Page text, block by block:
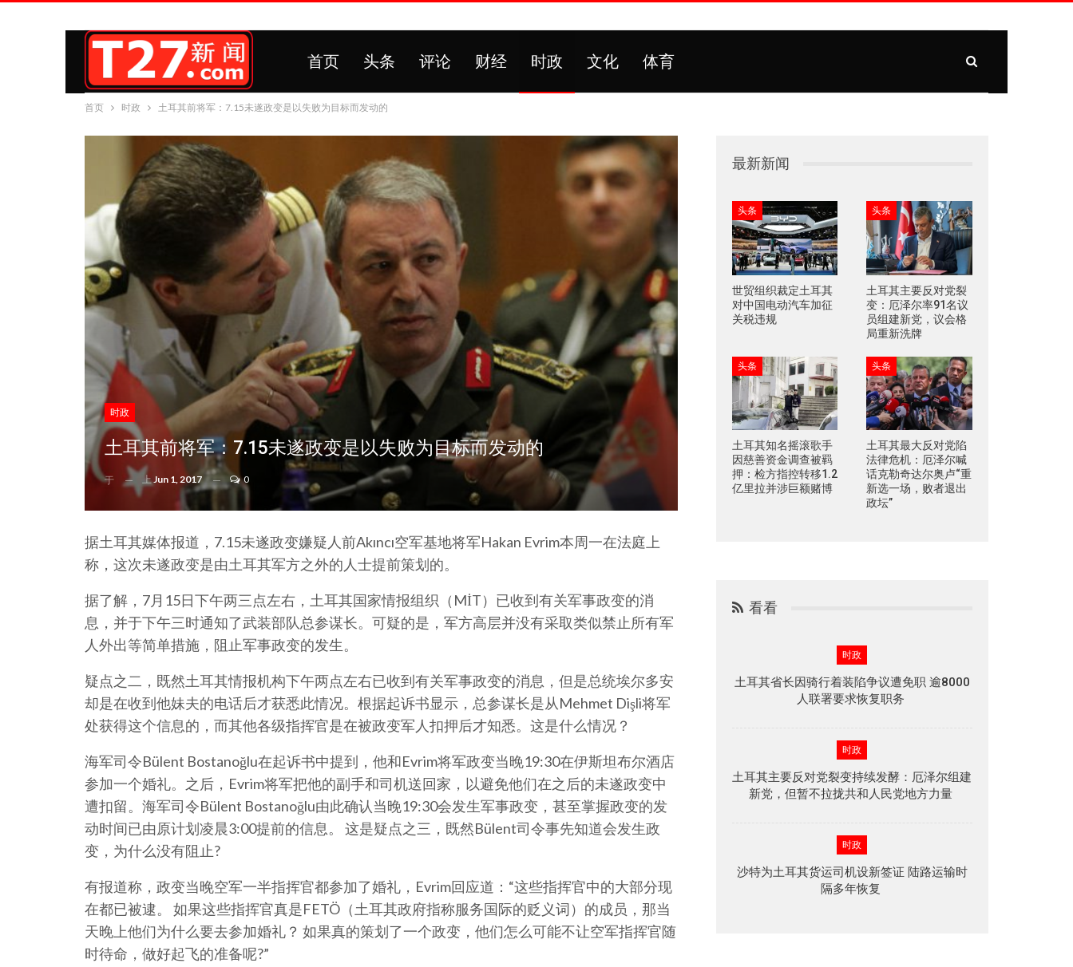
首页 头条 评论 财经 时政 文化 体育
首页 时政 土耳其前将军：7.15未遂政变是以失败为目标而发动的
时政
土耳其前将军：7.15未遂政变是以失败为目标而发动的
于 上Jun 1, 2017 0
据土耳其媒体报道，7.15未遂政变嫌疑人前Akıncı空军基地将军Hakan Evrim本周一在法庭上
称，这次未遂政变是由土耳其军方之外的人士提前策划的。
据了解，7月15日下午两三点左右，土耳其国家情报组织（MİT）已收到有关军事政变的消
息，并于下午三时通知了武装部队总参谋长。可疑的是，军方高层并没有采取类似禁止所有军
人外出等简单措施，阻止军事政变的发生。
疑点之二，既然土耳其情报机构下午两点左右已收到有关军事政变的消息，但是总统埃尔多安
却是在收到他妹夫的电话后才获悉此情况。根据起诉书显示，总参谋长是从Mehmet Dişli将军
处获得这个信息的，而其他各级指挥官是在被政变军人扣押后才知悉。这是什么情况？
海军司令Bülent Bostanoğlu在起诉书中提到，他和Evrim将军政变当晚19:30在伊斯坦布尔酒店
参加一个婚礼。之后，Evrim将军把他的副手和司机送回家，以避免他们在之后的未遂政变中
遭扣留。海军司令Bülent Bostanoğlu由此确认当晚19:30会发生军事政变，甚至掌握政变的发
动时间已由原计划凌晨3:00提前的信息。 这是疑点之三，既然Bülent司令事先知道会发生政
变，为什么没有阻止?
有报道称，政变当晚空军一半指挥官都参加了婚礼，Evrim回应道：“这些指挥官中的大部分现
在都已被逮。 如果这些指挥官真是FETÖ（土耳其政府指称服务国际的贬义词）的成员，那当
天晚上他们为什么要去参加婚礼？ 如果真的策划了一个政变，他们怎么可能不让空军指挥官随
时待命，做好起飞的准备呢?”
最新新闻
头条
世贸组织裁定土耳其
对中国电动汽车加征
关税违规
头条
土耳其主要反对党裂
变：厄泽尔率91名议
员组建新党，议会格
局重新洗牌
头条
土耳其知名摇滚歌手
因慈善资金调查被羁
押：检方指控转移1.2
亿里拉并涉巨额赌博
头条
土耳其最大反对党陷
法律危机：厄泽尔喊
话克勒奇达尔奥卢“重
新选一场，败者退出
政坛”
看看
时政
土耳其省长因骑行着装陷争议遭免职 逾8000
人联署要求恢复职务
时政
土耳其主要反对党裂变持续发酵：厄泽尔组建
新党，但暂不拉拢共和人民党地方力量
时政
沙特为土耳其货运司机设新签证 陆路运输时
隔多年恢复